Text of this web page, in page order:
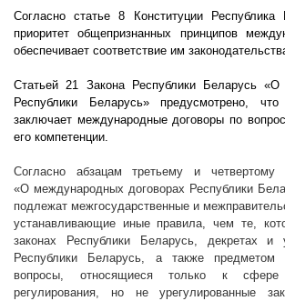
Согласно статье 8 Конституции Республика
приоритет общепризнанных принципов
обеспечивает соответствие им
Статьей 21 Закона Республики Беларусь
Республики Беларусь» предусмотрено,
заключает международные договоры по
его компетенции.
Согласно абзацам третьему и четвертому
«О международных договорах Республики
подлежат межгосударственные и
устанавливающие иные правила, чем те,
законах Республики Беларусь, декретах и
Республики Беларусь, а также предметом
вопросы, относящиеся только к сфере
регулирования, но не урегулированные